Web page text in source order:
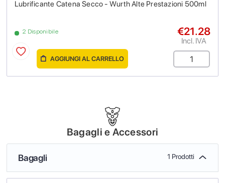
Lubrificante Catena Secco - Wurth Alte Prestazioni 500ml
2 Disponibile €21.28
Incl. IVA
AGGIUNGI AL CARRELLO
Bagagli e Accessori
Bagagli 1 Prodotti